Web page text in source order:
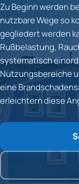
Zu Beginn werden
nutzbare Wege so
gegliedert werden
Rußbelastung,
systematisch
Nutzungsbereiche
eine
erleichtern diese